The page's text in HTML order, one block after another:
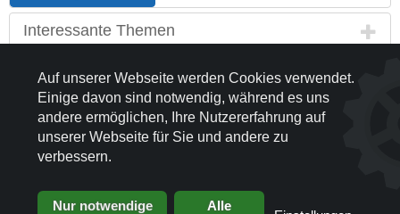
Interessante Themen
Land / Sprache
Kontakt
Partnerseiten
Auf unserer Webseite werden Cookies verwendet.
Einige davon sind notwendig, während es uns
andere ermöglichen, Ihre Nutzererfahrung auf
unserer Webseite für Sie und andere zu
verbessern.
Nur notwendige Alle